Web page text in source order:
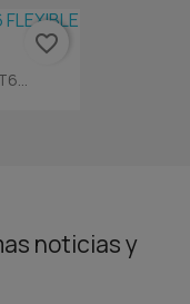
favorite_border
noticias y